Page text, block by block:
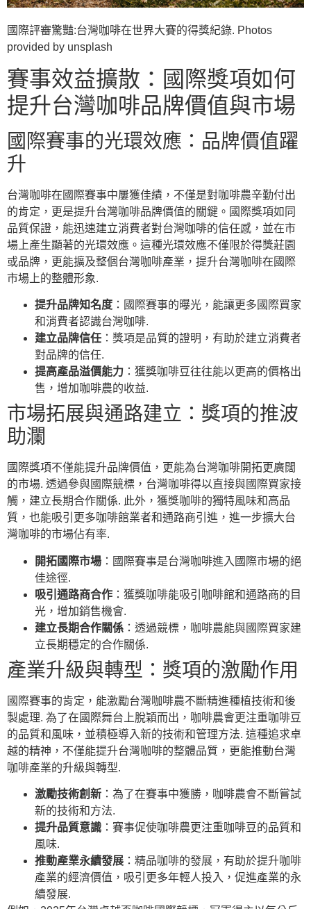
國際評審驚豔:台灣咖啡在世界大賽的得獎紀錄. Photos
provided by unsplash
賽事效益擴散：國際獎項如何
提升台灣咖啡品牌價值與市場
國際賽事的光環效應：品牌價值躍
升
台灣咖啡在國際賽事中屢獲佳績，不僅是對咖啡農辛勤付出
的肯定，更是提升台灣咖啡品牌價值的關鍵。國際獎項如同
品質保證，能迅速建立消費者對台灣咖啡的信任感，並在市
場上產生顯著的光環效應。這種光環效應不僅限於得獎莊園
或品牌，更能擴及整個台灣咖啡產業，提升台灣咖啡在國際
市場上的整體形象.
提升品牌知名度 ：國際賽事的曝光，能讓更多國際買家
和消費者認識台灣咖啡.
建立品牌信任 ：獎項是品質的證明，有助於建立消費者
對品牌的信任.
提高產品溢價能力 ：獲獎咖啡豆往往能以更高的價格出
售，增加咖啡農的收益.
市場拓展與通路建立：獎項的推波
助瀾
國際獎項不僅能提升品牌價值，更能為台灣咖啡開拓更廣闊
的市場. 透過參與國際競標，台灣咖啡得以直接與國際買家接
觸，建立長期合作關係. 此外，獲獎咖啡的獨特風味和高品
質，也能吸引更多咖啡館業者和通路商引進，進一步擴大台
灣咖啡的市場佔有率.
開拓國際市場 ：國際賽事是台灣咖啡進入國際市場的絕
佳途徑.
吸引通路商合作 ：獲獎咖啡能吸引咖啡館和通路商的目
光，增加銷售機會.
建立長期合作關係 ：透過競標，咖啡農能與國際買家建
立長期穩定的合作關係.
產業升級與轉型：獎項的激勵作用
國際賽事的肯定，能激勵台灣咖啡農不斷精進種植技術和後
製處理. 為了在國際舞台上脫穎而出，咖啡農會更注重咖啡豆
的品質和風味，並積極導入新的技術和管理方法. 這種追求卓
越的精神，不僅能提升台灣咖啡的整體品質，更能推動台灣
咖啡產業的升級與轉型.
激勵技術創新 ：為了在賽事中獲勝，咖啡農會不斷嘗試
新的技術和方法.
提升品質意識 ：賽事促使咖啡農更注重咖啡豆的品質和
風味.
推動產業永續發展 ：精品咖啡的發展，有助於提升咖啡
產業的經濟價值，吸引更多年輕人投入，促進產業的永
續發展.